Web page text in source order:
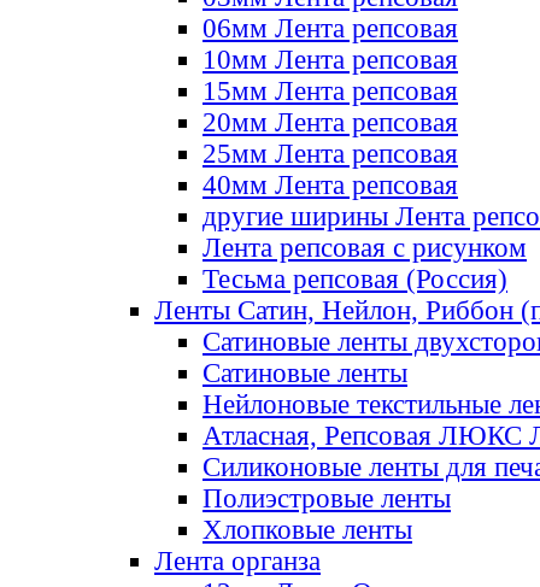
06мм Лента репсовая
10мм Лента репсовая
15мм Лента репсовая
20мм Лента репсовая
25мм Лента репсовая
40мм Лента репсовая
другие ширины Лента
Лента репсовая с рисунком
Тесьма репсовая (Россия)
Ленты Сатин, Нейлон, Риббон
Сатиновые ленты
Сатиновые ленты
Нейлоновые текстильные
Атласная, Репсовая ЛЮКС
Силиконовые ленты для
Полиэстровые ленты
Хлопковые ленты
Лента органза